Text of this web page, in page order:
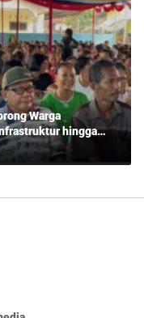
Warga
hingga
Amplas